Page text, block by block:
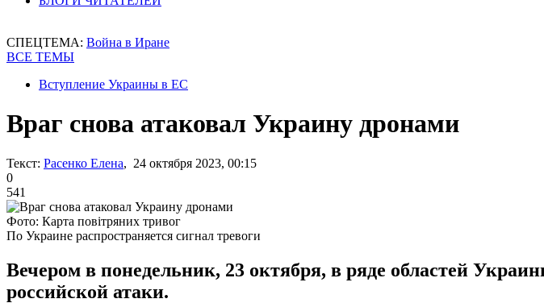
СПЕЦТЕМА: Война в Иране
ВСЕ ТЕМЫ
Вступление Украины в ЕС
Враг снова атаковал Украину дронами
Текст: Расенко Елена, 24 октября 2023, 00:15
0
541
Фото: Карта повітряних тривог
По Украине распространяется сигнал тревоги
Вечером в понедельник, 23 октября, в ряде областей
российской атаки.